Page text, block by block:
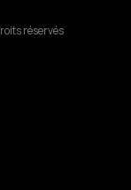
réservés